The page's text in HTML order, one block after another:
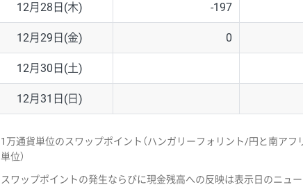
12月28日(木) -197
12月29日(金) 0
12月30日(土)
12月31日(日)
1万通貨単位のスワップポイント（ハンガリーフォリント/円と南ア
単位）
スワップポイントの発生ならびに現金残高への反映は表示日のニュ